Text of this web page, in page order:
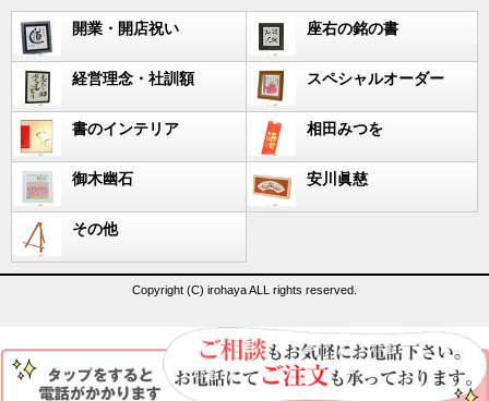
開業・開店祝い 座右の銘の書
経営理念・社訓額 スペシャルオーダー
書のインテリア 相田みつを
御木幽石 安川眞慈
その他
Copyright (C) irohaya ALL rights reserved.